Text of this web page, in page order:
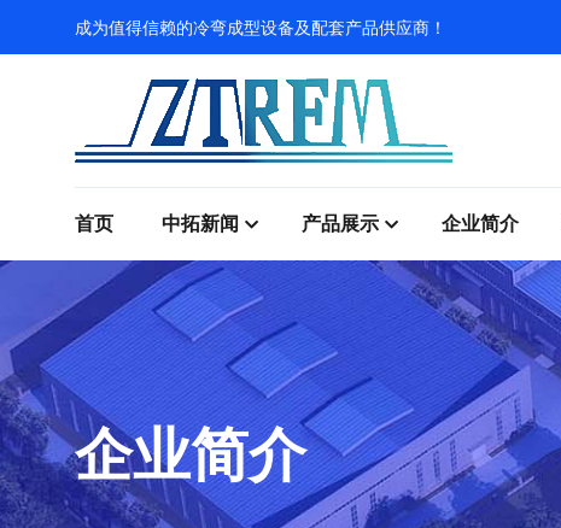
成为值得信赖的冷弯成型设备及配套产品供应商！
首页 中拓新闻 产品展示 企业简介
企业简介